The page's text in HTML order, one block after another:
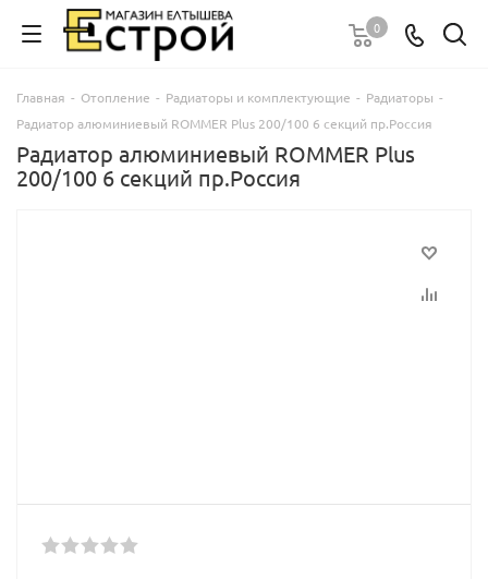
0
Главная - Отопление - Радиаторы и комплектующие - Радиаторы -
Радиатор алюминиевый ROMMER Plus 200/100 6 секций пр.Россия
Радиатор алюминиевый ROMMER Plus
200/100 6 секций пр.Россия